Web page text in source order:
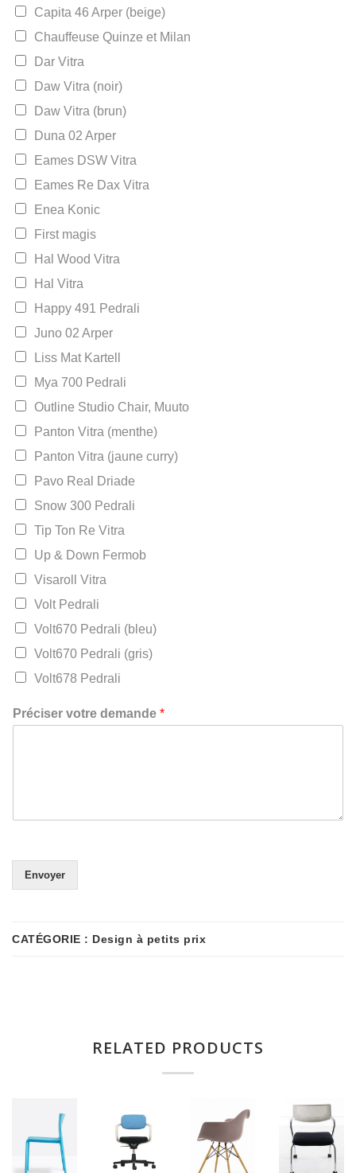
Capita 46 Arper (beige)
Chauffeuse Quinze et Milan
Dar Vitra
Daw Vitra (noir)
Daw Vitra (brun)
Duna 02 Arper
Eames DSW Vitra
Eames Re Dax Vitra
Enea Konic
First magis
Hal Wood Vitra
Hal Vitra
Happy 491 Pedrali
Juno 02 Arper
Liss Mat Kartell
Mya 700 Pedrali
Outline Studio Chair, Muuto
Panton Vitra (menthe)
Panton Vitra (jaune curry)
Pavo Real Driade
Snow 300 Pedrali
Tip Ton Re Vitra
Up & Down Fermob
Visaroll Vitra
Volt Pedrali
Volt670 Pedrali (bleu)
Volt670 Pedrali (gris)
Volt678 Pedrali
*
*
Préciser votre demande *
Envoyer
CATÉGORIE : Design à petits prix
RELATED PRODUCTS